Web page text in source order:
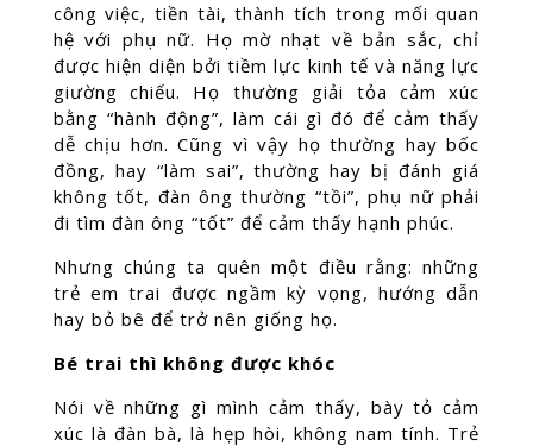
công việc, tiền tài, thành tích trong mối quan
hệ với phụ nữ. Họ mờ nhạt về bản sắc, chỉ
được hiện diện bởi tiềm lực kinh tế và năng lực
giường chiếu. Họ thường giải tỏa cảm xúc
bằng “hành động”, làm cái gì đó để cảm thấy
dễ chịu hơn. Cũng vì vậy họ thường hay bốc
đồng, hay “làm sai”, thường hay bị đánh giá
không tốt, đàn ông thường “tồi”, phụ nữ phải
đi tìm đàn ông “tốt” để cảm thấy hạnh phúc.
Nhưng chúng ta quên một điều rằng: những
trẻ em trai được ngầm kỳ vọng, hướng dẫn
hay bỏ bê để trở nên giống họ.
Bé trai thì không được khóc
Nói về những gì mình cảm thấy, bày tỏ cảm
xúc là đàn bà, là hẹp hòi, không nam tính. Trẻ